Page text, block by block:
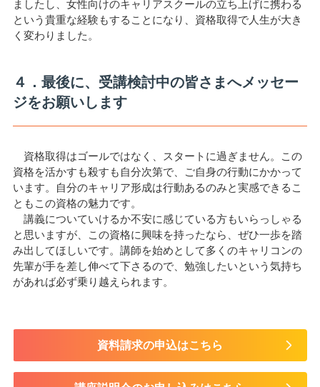
ましたし、女性向けのキャリアスクールの立ち上げに携わる
という貴重な経験もすることになり、資格取得で人生が大き
く変わりました。
４．最後に、受講検討中の皆さまへメッセー
ジをお願いします
資格取得はゴールではなく、スタートに過ぎません。この
資格を活かすも殺すも自分次第で、ご自身の行動にかかって
います。自分のキャリア形成は行動あるのみと実感できるこ
ともこの資格の魅力です。
講義についていけるか不安に感じている方もいらっしゃる
と思いますが、この資格に興味を持ったなら、ぜひ一歩を踏
み出してほしいです。講師を始めとして多くのキャリコンの
先輩が手を差し伸べて下さるので、勉強したいという気持ち
があれば必ず乗り越えられます。
資料請求の申込はこちら